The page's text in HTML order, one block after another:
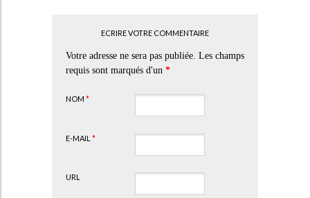
ECRIRE VOTRE COMMENTAIRE
Votre adresse ne sera pas publiée. Les champs
requis sont marqués d'un *
NOM *
E-MAIL *
URL